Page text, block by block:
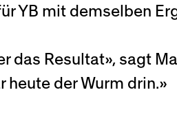
YB mit demselben
das Resultat», sagt
der Wurm drin.»